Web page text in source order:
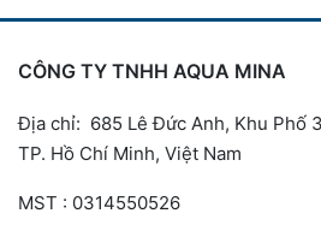
CÔNG TY TNHH AQUA MINA
Địa chỉ: 685 Lê Đức Anh, Khu Phố
TP. Hồ Chí Minh, Việt Nam
MST : 0314550526